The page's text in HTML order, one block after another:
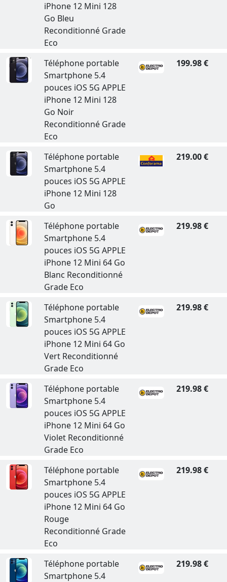
iPhone 12 Mini 128
Go Bleu
Reconditionné Grade
Eco
Téléphone portable
Smartphone 5.4
pouces iOS 5G APPLE
iPhone 12 Mini 128
Go Noir
Reconditionné Grade
Eco
199.98 €
Téléphone portable
Smartphone 5.4
pouces iOS 5G APPLE
iPhone 12 Mini 128
Go
219.00 €
Téléphone portable
Smartphone 5.4
pouces iOS 5G APPLE
iPhone 12 Mini 64 Go
Blanc Reconditionné
Grade Eco
219.98 €
Téléphone portable
Smartphone 5.4
pouces iOS 5G APPLE
iPhone 12 Mini 64 Go
Vert Reconditionné
Grade Eco
219.98 €
Téléphone portable
Smartphone 5.4
pouces iOS 5G APPLE
iPhone 12 Mini 64 Go
Violet Reconditionné
Grade Eco
219.98 €
Téléphone portable
Smartphone 5.4
pouces iOS 5G APPLE
iPhone 12 Mini 64 Go
Rouge
Reconditionné Grade
Eco
219.98 €
Téléphone portable
Smartphone 5.4
219.98 €